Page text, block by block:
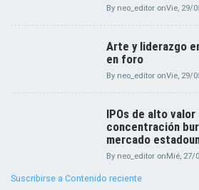
By neo_editor onVie, 29/
Arte y liderazgo
en foro
By neo_editor onVie, 29/
IPOs de alto valor
concentración
mercado
By neo_editor on Mié, 27/
Suscribirse a Contenido reciente